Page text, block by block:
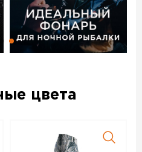
цвета